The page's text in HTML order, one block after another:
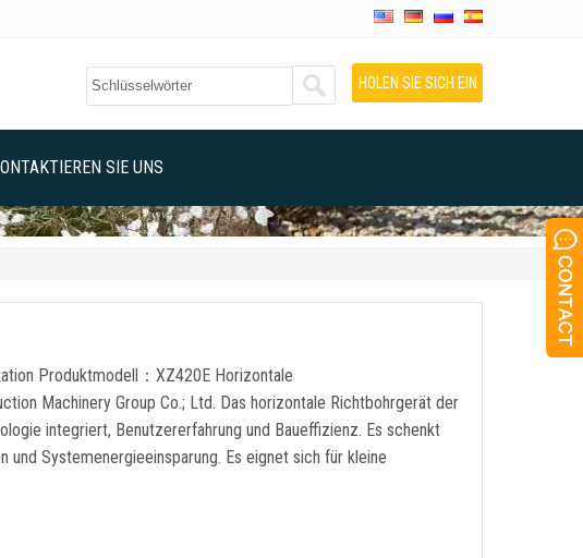
HOLEN SIE SICH EIN
SIE UNS
Produktmodell：XZ420E Horizontale
Machinery Group Co.; Ltd. Das horizontale Richtbohrgerät der
integriert, Benutzererfahrung und Baueffizienz. Es schenkt
Systemenergieeinsparung. Es eignet sich für kleine